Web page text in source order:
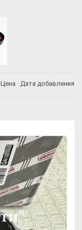
Цена · Дата добавления